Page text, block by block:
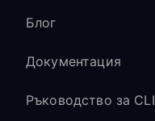
Блог
Документация
Ръководство за CLI